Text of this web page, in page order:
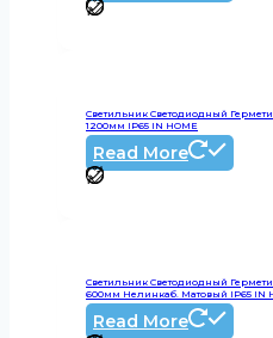
Светильник Светодиодный
1200мм IP65 IN HOME
Read More
Светильник Светодиодный
600мм Нелинкаб. Матовый IP65 IN
Read More